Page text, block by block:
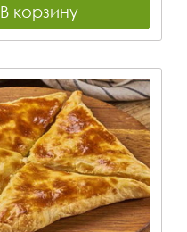
В корзину